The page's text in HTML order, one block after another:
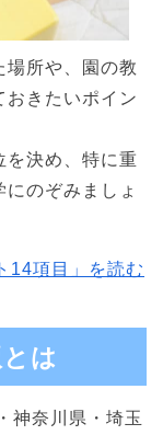
場所や、園の教
おきたいポイン
を決め、特に重
のぞみましょ
14項目」を読む
は
神奈川県・埼玉